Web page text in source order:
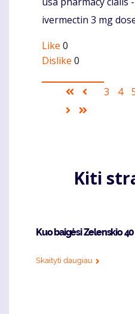
Komentaras
ivermectin 3 mg
Like 0
Dislike 0
Pagination
First
page
3 4
Sekantis
Kiti
Kuo baigėsi Zelenskio
Skaityti daugiau